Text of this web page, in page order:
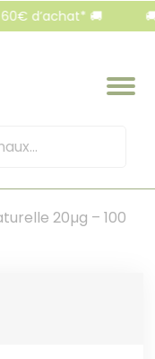
🚚 🚚
20µg – 100